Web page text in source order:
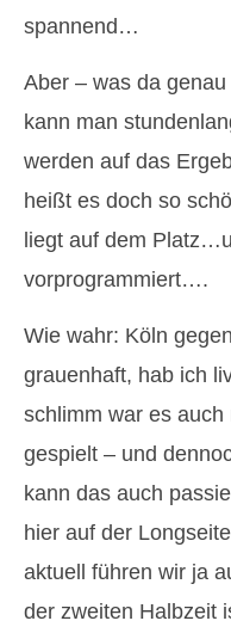
spannend…
Aber – was da
kann man
werden auf das
heißt es doch so
liegt auf dem
vorprogrammiert….
Wie wahr: Köln
grauenhaft, hab ich
schlimm war es
gespielt – und
kann das auch
hier auf der
aktuell führen wir ja
der zweiten Halbzeit